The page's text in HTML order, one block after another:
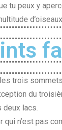
tu peux y
trois
du
deux lacs.
qui n’est pas